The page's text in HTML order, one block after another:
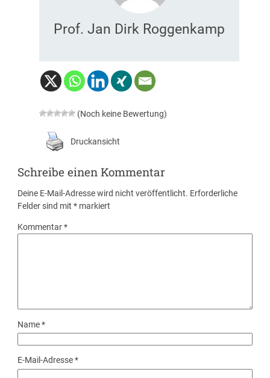
Prof. Jan Dirk Roggenkamp
(Noch keine Bewertung)
Druckansicht
Schreibe einen Kommentar
Deine E-Mail-Adresse wird nicht veröffentlicht. Erforderliche
Felder sind mit* markiert
Kommentar*
Name*
E-Mail-Adresse*